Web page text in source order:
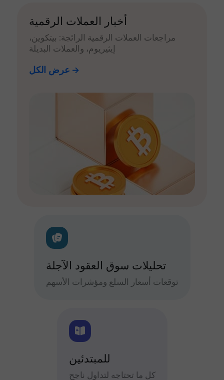
أخبار العملات الرقمية
مراجعات العملات الرقمية الرائجة: بيتكوين،
إيثيريوم، والعملات البديلة
عرض الكل
تحليلات سوق العقود الآجلة
توقعات أسعار السلع ومؤشرات الأسهم
للمبتدئين
كل ما تحتاجه لتداول ناجح